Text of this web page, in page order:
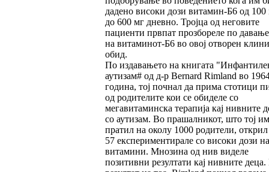
дадено високи дози витамин-Б6 од 100
до 600 мг дневно. Тројца од неговите
пациенти првпат прозбореле по
на витаминот-Б6 во овој отворен
обид.
По издавањето на книгата
аутизам# од д-р Bernard Rimland во
година, тој почнал да прима стотици
од родителите кои се обиделе со
мегавитаминска терапија кај нивните
со аутизам. Во прашалникот, што тој
пратил на околу 1000 родители, открил
57 експериментирале со високи дози на
витамини. Мнозина од нив виделе
позитивни резултати кај нивните деца.